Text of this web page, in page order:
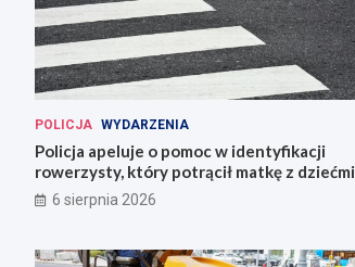
POLICJA WYDARZENIA
Policja apeluje o pomoc w identyfikacji
rowerzysty, który potrącił matkę z dziećmi
6 sierpnia 2026